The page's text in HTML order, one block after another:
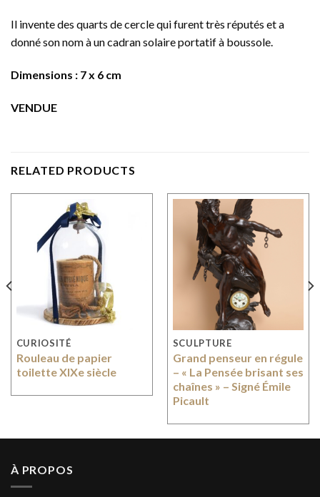
Il invente des quarts de cercle qui furent très réputés et a
donné son nom à un cadran solaire portatif à boussole.
Dimensions : 7 x 6 cm
VENDUE
RELATED PRODUCTS
CURIOSITÉ
Rouleau de papier
toilette XIXe siècle
SCULPTURE
Grand penseur en régule
– « La Pensée brisant ses
chaînes » – Signé Émile
Picault
À PROPOS